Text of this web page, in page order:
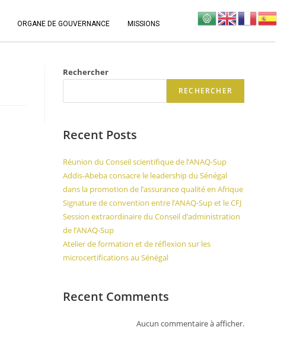
ORGANE DE GOUVERNANCE MISSIONS
Rechercher
RECHERCHER
Recent Posts
Réunion du Conseil scientifique de l’ANAQ-Sup
Addis-Abeba consacre le leadership du Sénégal
dans la promotion de l’assurance qualité en Afrique
Signature de convention entre l’ANAQ-Sup et le CFJ
Session extraordinaire du Conseil d’administration
de l’ANAQ-Sup
Atelier de formation et de réflexion sur les
microcertifications au Sénégal
Recent Comments
Aucun commentaire à afficher.